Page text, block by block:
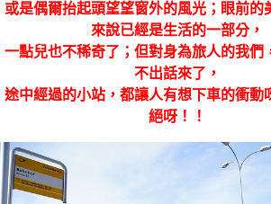
或是偶爾抬起頭望望窗外的風光；眼前的
來說已經是生活的一部分，
一點兒也不稀奇了；但對身為旅人的我們
不出話來了，
途中經過的小站，都讓人有想下車的衝動
絕呀！！